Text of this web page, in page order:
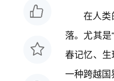
在人
落。尤其
春记忆、
一种跨越国